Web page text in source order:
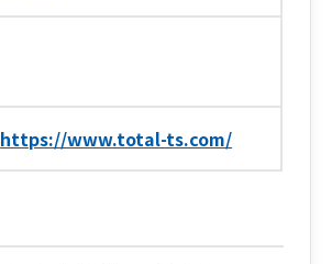
https://www.total-ts.com/